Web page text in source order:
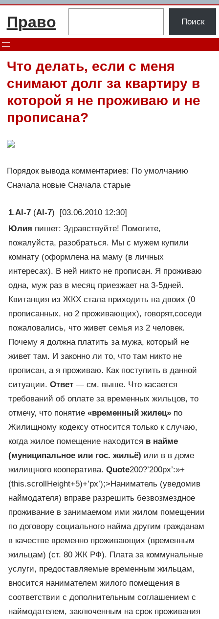
Перейти
Право Поиск
Что делать, если с меня
снимают долг за квартиру в
которой я не проживаю и не
прописана?
Порядок вывода комментариев: По умолчанию
Сначала новые Сначала старые
1.Al-7(Al-7) [03.06.2010 12:30]
Юлия пишет: Здравствуйте! Помогите,
пожалуйста, разобраться. Мы с мужем купили
комнату (оформлена на маму (в личных
интересах). В ней никто не прописан. Я проживаю
одна, муж раз в месяц приезжает на 3-5дней.
Квитанция из ЖКХ стала приходить на двоих (0
прописанных, но 2 проживающих), говорят,соседи
пожаловались, что живет семья из 2 человек.
Почему я должна платить за мужа, который не
живет там. И законно ли то, что там никто не
прописан, а я проживаю. Как поступить в данной
ситуации. Ответ— см. выше. Что касается
требований об оплате за временных жильцов, то
отмечу, что понятие «временный жилец»по
Жилищному кодексу относится только к случаю,
когда жилое помещение находится в найме
(муниципальное или гос. жильё) или в в доме
жилищного кооператива. Quote200?’200px’:»+
(this.scrollHeight+5)+’px’);>Наниматель (уведомив
наймодателя) вправе разрешить безвозмездное
проживание в занимаемом ими жилом помещении
по договору социального найма другим гражданам
в качестве временно проживающих (временным
жильцам) (ст. 80 ЖК РФ). Плата за коммунальные
услуги, предоставляемые временным жильцам,
вносится нанимателем жилого помещения в
соответствии с дополнительным соглашением с
наймодателем, заключенным на срок проживания